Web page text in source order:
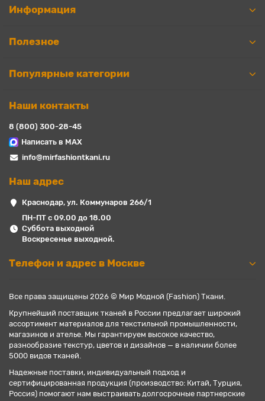
Информация
Полезное
Популярные категории
Наши контакты
8 (800) 300-28-45
Написать в MAX
info@mirfashiontkani.ru
Наш адрес
Краснодар, ул. Коммунаров 266/1
ПН-ПТ с 09.00 до 18.00
Суббота выходной
Воскресенье выходной.
Телефон и адрес в Москве
Все права защищены 2026 © Мир Модной (Fashion) Ткани.
Крупнейший поставщик тканей в России предлагает широкий
ассортимент материалов для текстильной промышленности,
магазинов и ателье. Мы гарантируем высокое качество,
разнообразие текстур, цветов и дизайнов — в наличии более
5000 видов тканей.
Надежные поставки, индивидуальный подход и
сертифицированная продукция (производство: Китай, Турция,
Россия) помогают нам выстраивать долгосрочные партнерские